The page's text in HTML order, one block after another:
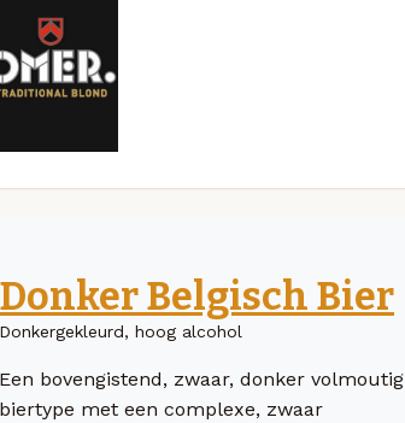
Donker Belgisch Bier
Donkergekleurd, hoog alcohol
Een bovengistend, zwaar, donker volmoutig
biertype met een complexe, zwaar